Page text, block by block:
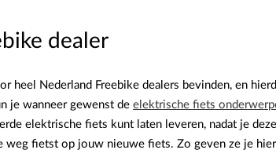
dealer
heel Nederland Freebike dealers bevinden, en
je wanneer gewenst de elektrische fiets
elektrische fiets kunt laten leveren, nadat je
fietst op jouw nieuwe fiets. Zo geven ze je